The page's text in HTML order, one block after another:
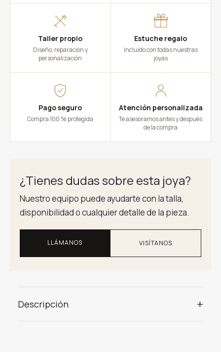
Taller propio
Diseño, reparación y
personalización
Estuche regalo
Incluido con todas nuestras
joyas
Pago seguro
Compra 100 % protegida
Atención personalizada
Te asesoramos antes y después
de la compra
¿Tienes dudas sobre esta joya?
Nuestro equipo puede ayudarte con la talla,
disponibilidad o cualquier detalle de la pieza.
LLÁMANOS VISÍTANOS
Descripción +